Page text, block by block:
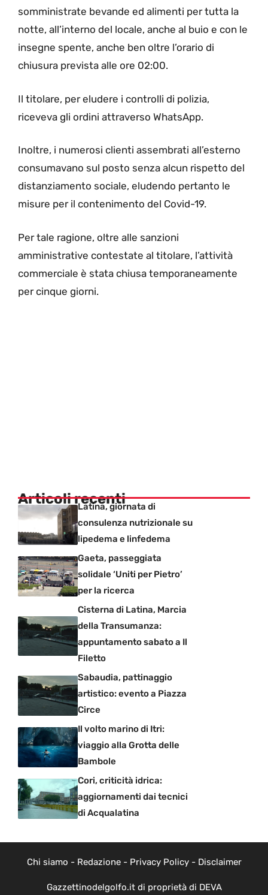
somministrate bevande ed alimenti per tutta la
notte, all’interno del locale, anche al buio e con le
insegne spente, anche ben oltre l’orario di
chiusura prevista alle ore 02:00.
Il titolare, per eludere i controlli di polizia,
riceveva gli ordini attraverso WhatsApp.
Inoltre, i numerosi clienti assembrati all’esterno
consumavano sul posto senza alcun rispetto del
distanziamento sociale, eludendo pertanto le
misure per il contenimento del Covid-19.
Per tale ragione, oltre alle sanzioni
amministrative contestate al titolare, l’attività
commerciale è stata chiusa temporaneamente
per cinque giorni.
Articoli recenti
Latina, giornata di
consulenza nutrizionale su
lipedema e linfedema
Gaeta, passeggiata
solidale ‘Uniti per Pietro’
per la ricerca
Cisterna di Latina, Marcia
della Transumanza:
appuntamento sabato a Il
Filetto
Sabaudia, pattinaggio
artistico: evento a Piazza
Circe
Il volto marino di Itri:
viaggio alla Grotta delle
Bambole
Cori, criticità idrica:
aggiornamenti dai tecnici
di Acqualatina
Chi siamo - Redazione- Privacy Policy- Disclaimer
Gazzettinodelgolfo.it di proprietà di DEVA